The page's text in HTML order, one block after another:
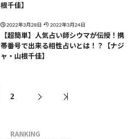
根千佳】
2022年3月28日 2022年3月24日
【超簡単】人気占い師シウマが伝授！携
帯番号で出来る相性占いとは！？【ナジ
ャ・山根千佳】
2